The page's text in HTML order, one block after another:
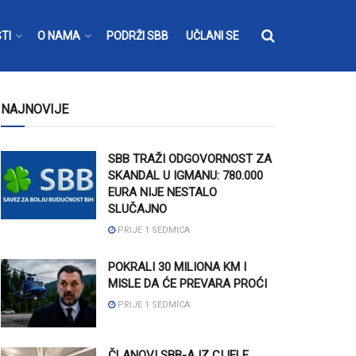
O NAMA PODRŽI SBB UČLANI SE
NAJNOVIJE
SBB TRAŽI ODGOVORNOST ZA
SKANDAL U IGMANU: 780.000
EURA NIJE NESTALO
SLUČAJNO
PRIJE 1 SEDMICA
POKRALI 30 MILIONA KM I
MISLE DA ĆE PREVARA PROĆI
PRIJE 1 SEDMICA